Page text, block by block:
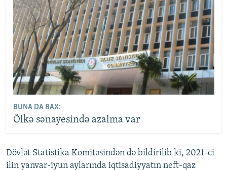
BUNA DA BAX:
Ölkə sənayesində azalma var
Dövlət Statistika Komitəsindən də bildirilib ki, 2021-ci
ilin yanvar-iyun aylarında iqtisadiyyatın neft-qaz